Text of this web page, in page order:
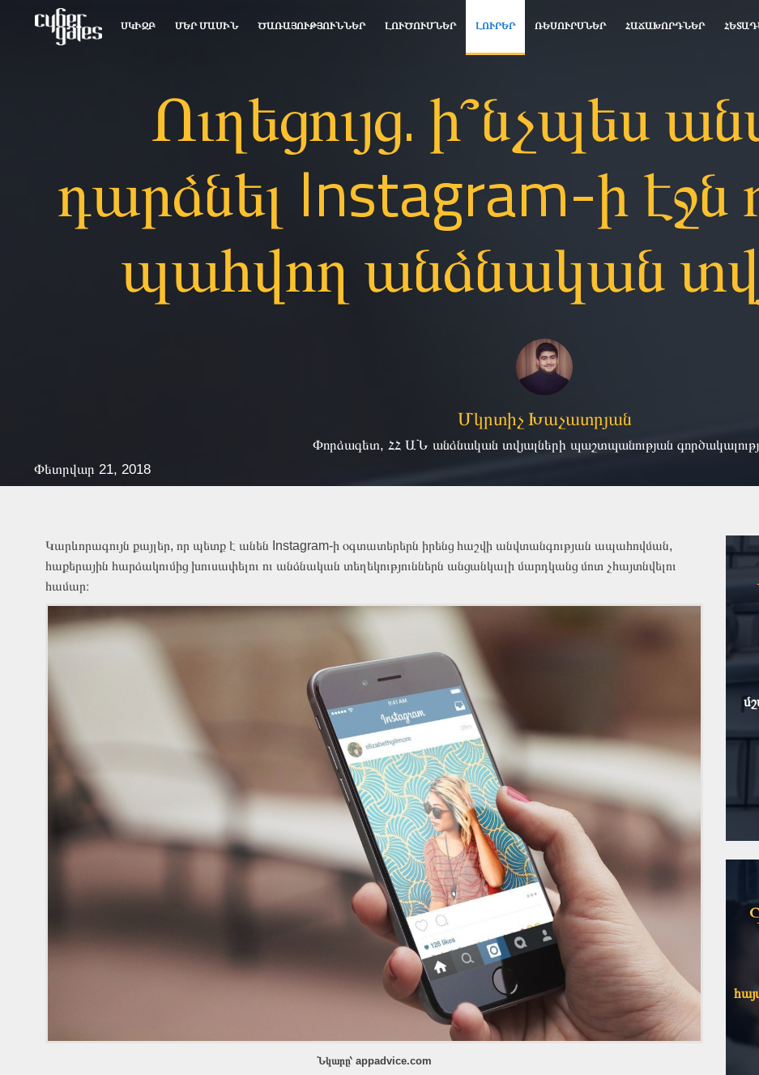
ՍԿԻԶԲ ՄԵՐ ՄԱՍԻՆ ԾԱՌԱՅՈՒԹՅՈՒՆՆԵՐ ԼՈՒԾՈՒՄՆԵՐ ԼՈՒՐԵՐ ՌԵՍՈՒՐՍՆԵՐ ՀԱՃԱԽՈՐԴՆԵՐ
Ուղեցույց. ի՞նչպես
դարձնել Instagram-ի էջն
պահվող անձնական
Մկրտիչ Խաչատրյան
Փորձագետ, ՀՀ ԱՆ անձնական տվյալների պաշտպանության
Փետրվար 21, 2018
Կարևորագույն քայլեր, որ պետք է անեն Instagram-ի օգտատերերն իրենց հաշվի անվտանգության ապահովման,
հաքերային հարձակումից խուսափելու ու անձնական տեղեկություններն անցանկալի մարդկանց մոտ չհայտնվելու
համար։
Նկարը՝ appadvice.com